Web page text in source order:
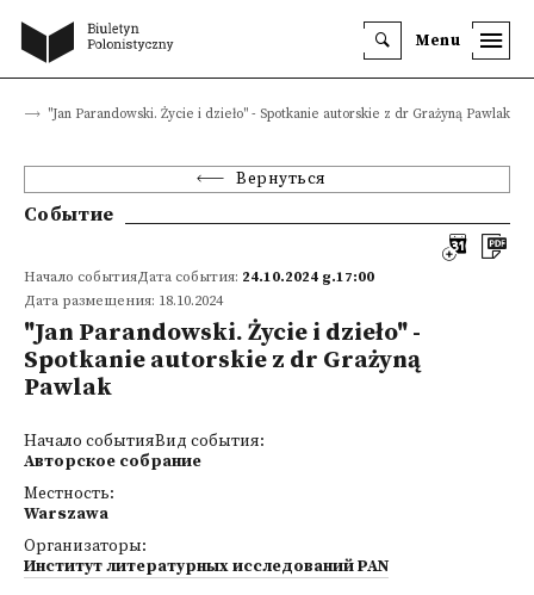
Menu
"Jan Parandowski. Życie i dzieło" - Spotkanie autorskie z dr Grażyną Pawlak
Вернуться
Событие
Начало событияДата события: 24.10.2024 g.17:00
Дата размещения: 18.10.2024
"Jan Parandowski. Życie i dzieło" -
Spotkanie autorskie z dr Grażyną
Pawlak
Начало событияВид события:
Авторское собрание
Местность:
Warszawa
Организаторы:
Институт литературных исследований PAN